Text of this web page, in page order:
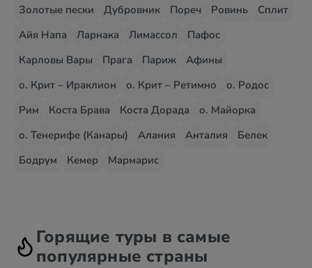
Золотые пески
Дубровник Пореч Ровинь
Сплит
Айя Напа
Ларнака Лимассол
Пафос
Карловы Вары
Прага Париж
Афины
о. Крит – Ираклион
о. Крит – Ретимно
о. Родос
Рим
Коста Брава Коста Дорада
о. Майорка
о. Тенерифе (Канары)
Алания Анталия
Белек
Бодрум
Кемер Мармарис
Горящие туры в самые
популярные страны